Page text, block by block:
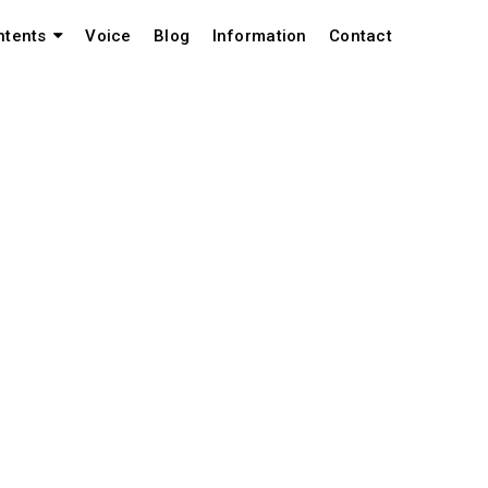
Voice Blog Information Contact